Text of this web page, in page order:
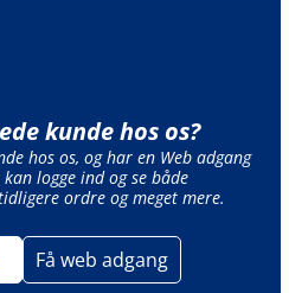
kunde hos os?
hos os, og har en Web adgang
logge ind og se både
ordre og meget mere.
Få web adgang